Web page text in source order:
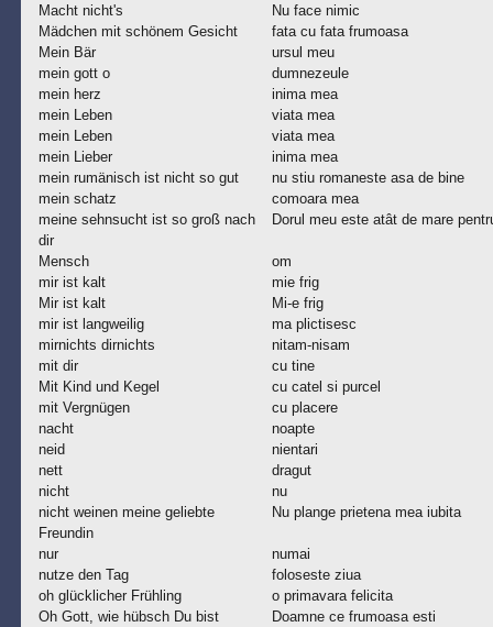
Macht nicht's
Nu face nimic
Mädchen mit schönem Gesicht
fata cu fata frumoasa
Mein Bär
ursul meu
mein gott o
dumnezeule
mein herz
inima mea
mein Leben
viata mea
mein Leben
viata mea
mein Lieber
inima mea
mein rumänisch ist nicht so gut
nu stiu romaneste asa de bine
mein schatz
comoara mea
meine sehnsucht ist so groß nach
dir
Dorul meu este atât de mare
Mensch
om
mir ist kalt
mie frig
Mir ist kalt
Mi-e frig
mir ist langweilig
ma plictisesc
mirnichts dirnichts
nitam-nisam
mit dir
cu tine
Mit Kind und Kegel
cu catel si purcel
mit Vergnügen
cu placere
nacht
noapte
neid
nientari
nett
dragut
nicht
nu
nicht weinen meine geliebte
Freundin
Nu plange prietena mea iubita
nur
numai
nutze den Tag
foloseste ziua
oh glücklicher Frühling
o primavara felicita
Oh Gott, wie hübsch Du bist
Doamne ce frumoasa esti